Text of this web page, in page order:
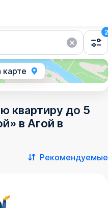
2
квартиру до 5
в Агой в
Рекомендуемые